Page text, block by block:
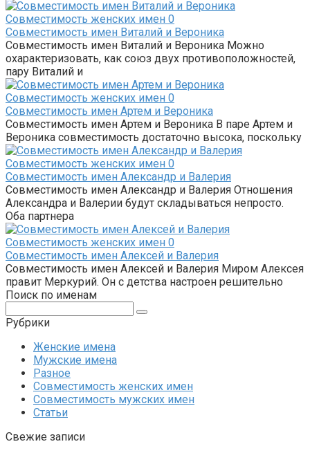
Совместимость женских имен 0
Совместимость имен Виталий и Вероника
Совместимость имен Виталий и Вероника Можно
охарактеризовать, как союз двух противоположностей,
пару Виталий и
Совместимость женских имен 0
Совместимость имен Артем и Вероника
Совместимость имен Артем и Вероника В паре Артем и
Вероника совместимость достаточно высока, поскольку
Совместимость женских имен 0
Совместимость имен Александр и Валерия
Совместимость имен Александр и Валерия Отношения
Александра и Валерии будут складываться непросто.
Оба партнера
Совместимость женских имен 0
Совместимость имен Алексей и Валерия
Совместимость имен Алексей и Валерия Миром Алексея
правит Меркурий. Он с детства настроен решительно
Поиск по именам
Рубрики
Женские имена
Мужские имена
Разное
Совместимость женских имен
Совместимость мужских имен
Статьи
Свежие записи